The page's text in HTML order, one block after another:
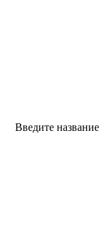
Введите название